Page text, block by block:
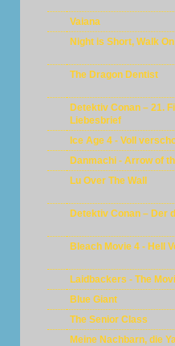
Vaiana
Night is Short, Walk On
The Dragon Dentist
Detektiv Conan – 21.
Liebesbrief
Ice Age 4 - Voll
Danmachi - Arrow of
Lu Over The Wall
Detektiv Conan – Der
Bleach Movie 4 - Hell
Laidbackers - The
Blue Giant
The Senior Class
Meine Nachbarn, die